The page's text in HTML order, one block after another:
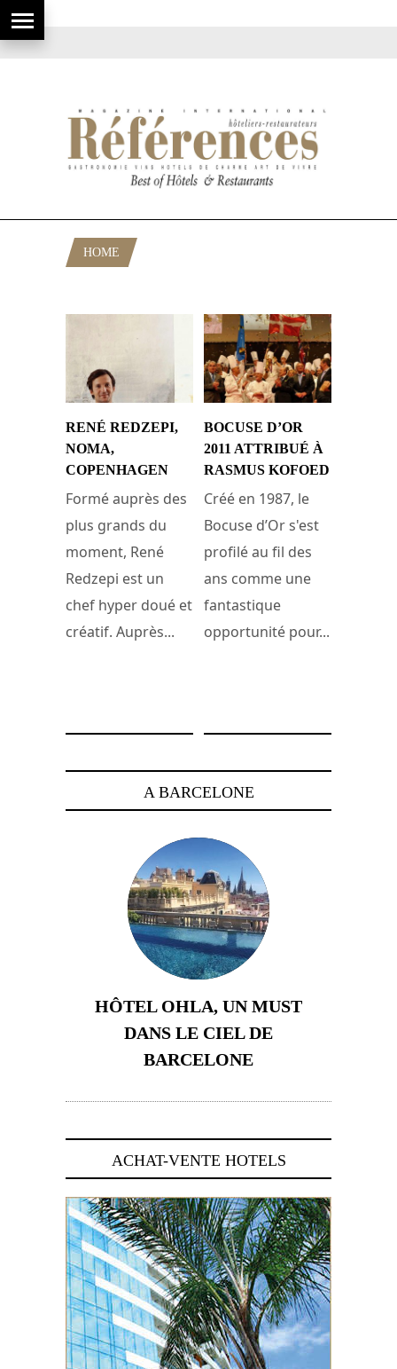
HOME
RENÉ REDZEPI,
NOMA,
COPENHAGEN
Formé auprès des
plus grands du
moment, René
Redzepi est un
chef hyper doué et
créatif. Auprès...
BOCUSE D’OR
2011 ATTRIBUÉ À
RASMUS KOFOED
Créé en 1987, le
Bocuse d’Or s'est
profilé au fil des
ans comme une
fantastique
opportunité pour...
A BARCELONE
HÔTEL OHLA, UN MUST
DANS LE CIEL DE
BARCELONE
ACHAT-VENTE HOTELS